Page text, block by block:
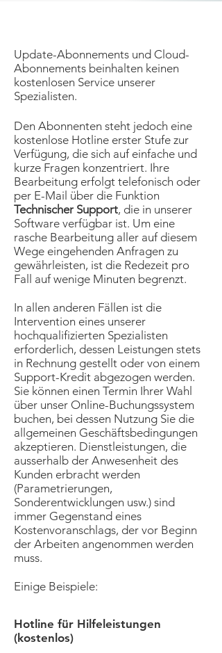
Update-Abonnements und Cloud-
Abonnements beinhalten keinen
kostenlosen Service unserer
Spezialisten.
Den Abonnenten steht jedoch eine
kostenlose Hotline erster Stufe zur
Verfügung, die sich auf einfache und
kurze Fragen konzentriert. Ihre
Bearbeitung erfolgt telefonisch oder
per E-Mail über die Funktion
Technischer Support, die in unserer
Software verfügbar ist. Um eine
rasche Bearbeitung aller auf diesem
Wege eingehenden Anfragen zu
gewährleisten, ist die Redezeit pro
Fall auf wenige Minuten begrenzt.
In allen anderen Fällen ist die
Intervention eines unserer
hochqualifizierten Spezialisten
erforderlich, dessen Leistungen stets
in Rechnung gestellt oder von einem
Support-Kredit abgezogen werden.
Sie können einen Termin Ihrer Wahl
über unser Online-Buchungssystem
buchen, bei dessen Nutzung Sie die
allgemeinen Geschäftsbedingungen
akzeptieren. Dienstleistungen, die
ausserhalb der Anwesenheit des
Kunden erbracht werden
(Parametrierungen,
Sonderentwicklungen usw.) sind
immer Gegenstand eines
Kostenvoranschlags, der vor Beginn
der Arbeiten angenommen werden
muss.
Einige Beispiele:
Hotline für Hilfeleistungen
(kostenlos)